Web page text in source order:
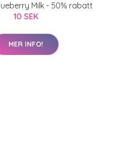
Milk - 50% rabatt
10 SEK
MER INFO!